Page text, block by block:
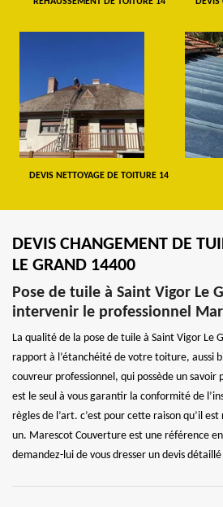
DEVIS NETTOYAGE DE TOITURE 14
DEVIS CHANGEMENT DE
LE GRAND 14400
Pose de tuile à Saint Vigor Le
intervenir le professionnel
La qualité de la pose de tuile à Saint Vigor Le
rapport à l’étanchéité de votre toiture, aussi
couvreur professionnel, qui possède un
est le seul à vous garantir la conformité de
règles de l’art. c’est pour cette raison qu’il
un. Marescot Couverture est une référence
demandez-lui de vous dresser un devis